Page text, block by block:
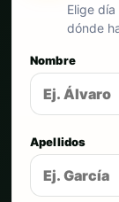
Elige
dónde
Nombre
Apellidos